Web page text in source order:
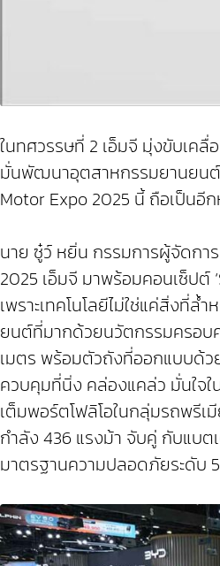
ในทศวรรษที่ 2 เอ็มจี มุ่งขับเคลื่
มั่นพัฒนาอุตสาหกรรมยานยนต์
Motor Expo 2025 นี้ ถือเป็น
นาย ซู๋ว์ หยิ่น กรรมการผู้จัดกา
2025 เอ็มจี มาพร้อมคอนเซ็ปต์
เพราะเทคโนโลยีไม่ใช่แค่สิ่งที่
ยนต์ที่มากด้วยนวัตกรรมครอบค
เมตร พร้อมตัวถังที่ออกแบบด้ว
ควบคุมที่นิ่ง คล่องแคล่ว มั่นใจ
เต็มพอร์ตโฟลิโอในกลุ่มรถพรีเ
กำลัง 436 แรงม้า จับคู่ กับแบต
มาตรฐานความปลอดภัยระดับ 5